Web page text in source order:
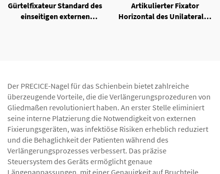
Gürtelfixateur Standard des
einseitigen externen
Artikulierter Fixator
Horizontal des Unilateralen
Der PRECICE-Nagel für das Schienbein bietet zahlreiche
überzeugende Vorteile, die die Verlängerungsprozeduren von
Gliedmaßen revolutioniert haben. An erster Stelle eliminiert
seine interne Platzierung die Notwendigkeit von externen
Fixierungsgeräten, was infektiöse Risiken erheblich reduziert
und die Behaglichkeit der Patienten während des
Verlängerungsprozesses verbessert. Das präzise
Steuersystem des Geräts ermöglicht genaue
Längenanpassungen, mit einer Genauigkeit auf Bruchteile